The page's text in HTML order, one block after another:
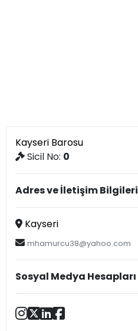
Kayseri Barosu
Sicil No: 0
Adres ve İletişim Bilgileri
Kayseri
mhamurcu38@yahoo.com
Sosyal Medya Hesapları